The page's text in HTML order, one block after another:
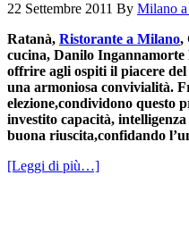
22 Settembre 2011 By Milano
Ratanà, Ristorante a Milano,
cucina, Danilo
offrire agli ospiti il piacere
una armoniosa convivialità.
elezione,condividono questo
investito capacità,
buona riuscita,confidando
[Leggi di più…]